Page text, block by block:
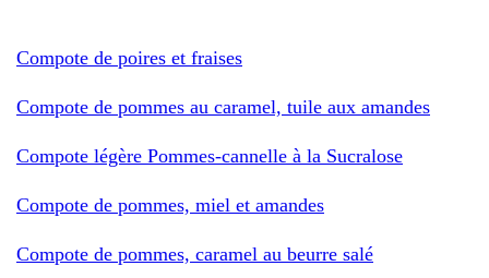
Compote de poires et fraises
Compote de pommes au caramel, tuile aux amandes
Compote légère Pommes-cannelle à la Sucralose
Compote de pommes, miel et amandes
Compote de pommes, caramel au beurre salé